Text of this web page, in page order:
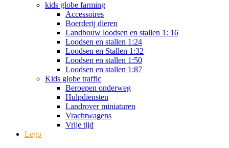
kids globe farming
Accessoires
Boerderij dieren
Landbouw loodsen en stallen 1: 16
Loodsen en stallen 1:24
Loodsen en Stallen 1:32
Loodsen en stallen 1:50
Loodsen en stallen 1:87
Kids globe traffic
Beroepen onderweg
Hulpdiensten
Landrover miniaturen
Vrachtwagens
Vrije tijd
Lego